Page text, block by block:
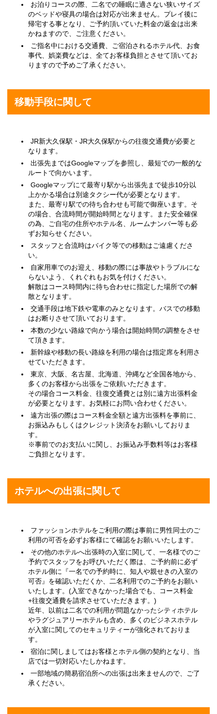
お泊りコースの際、二名での睡眠に適さない狭いサイズ
のベッドや寝具の場合は対応が出来ません。プレイ後に
帰宅する事となり、ご予約頂いていた料金の返金は出来
かねますので、ご注意ください。
ご指名中における交通費、ご宿泊されるホテル代、お食
事代、娯楽費などは、全てお客様負担とさせて頂いてお
りますので予めご了承ください。
移動手段に関して
JR新大久保駅・JR大久保駅からの往復交通費が必要と
なります。
出張先まではGoogleマップを参照し、最短での一般的な
ルートで向かいます。
Googleマップにて最寄り駅から出張先まで徒歩10分以
上かかる場合は別途タクシー代が必要となります。
また、最寄り駅での待ち合わせも可能で御座います。そ
の場合、合流時間が開始時間となります。また安全確保
の為、ご自宅の住所やホテル名、ルームナンバー等も必
ずお知らせください。
スタッフと合流時はバイク等での移動はご遠慮くださ
い。
自家用車でのお迎え、移動の際には事故やトラブルにな
らないよう、くれぐれもお気を付けください。
解散はコース時間内に待ち合わせに指定した場所での解
散となります。
交通手段は地下鉄や電車のみとなります。バスでの移動
はお断りさせて頂いております。
本数の少ない路線で向かう場合は開始時間の調整をさせ
て頂きます。
新幹線や移動の長い路線を利用の場合は指定席を利用さ
せていただきます。
東京、大阪、名古屋、北海道、沖縄など全国各地から、
多くのお客様から出張をご依頼いただきます。
その場合コース料金、往復交通費とは別に遠方出張料金
が必要となります。お気軽にお問い合わせください。
遠方出張の際はコース料金全額と遠方出張料を事前に、
お振込みもしくはクレジット決済をお願いしておりま
す。
※事前でのお支払いに関し、お振込み手数料等はお客様
ご負担となります。
ホテルへの出張に関して
ファッションホテルをご利用の際は事前に男性同士のご
利用の可否を必ずお客様にて確認をお願いいたします。
その他のホテルへ出張時の入室に関して、一名様でのご
予約でスタッフをお呼びいただく際は、ご予約前に必ず
ホテル側に『一名での予約時に、知人や親せきの入室の
可否』を確認いただくか、二名利用でのご予約をお願い
いたします。(入室できなかった場合でも、コース料金
+往復交通費を請求させていただきます。)
近年、以前は二名での利用が問題なかったシティホテル
やラグジュアリーホテルも含め、多くのビジネスホテル
が入室に関してのセキュリティーが強化されておりま
す。
宿泊に関しましてはお客様とホテル側の契約となり、当
店では一切対応いたしかねます。
一部地域の簡易宿泊所への出張は出来ませんので、ご了
承ください。